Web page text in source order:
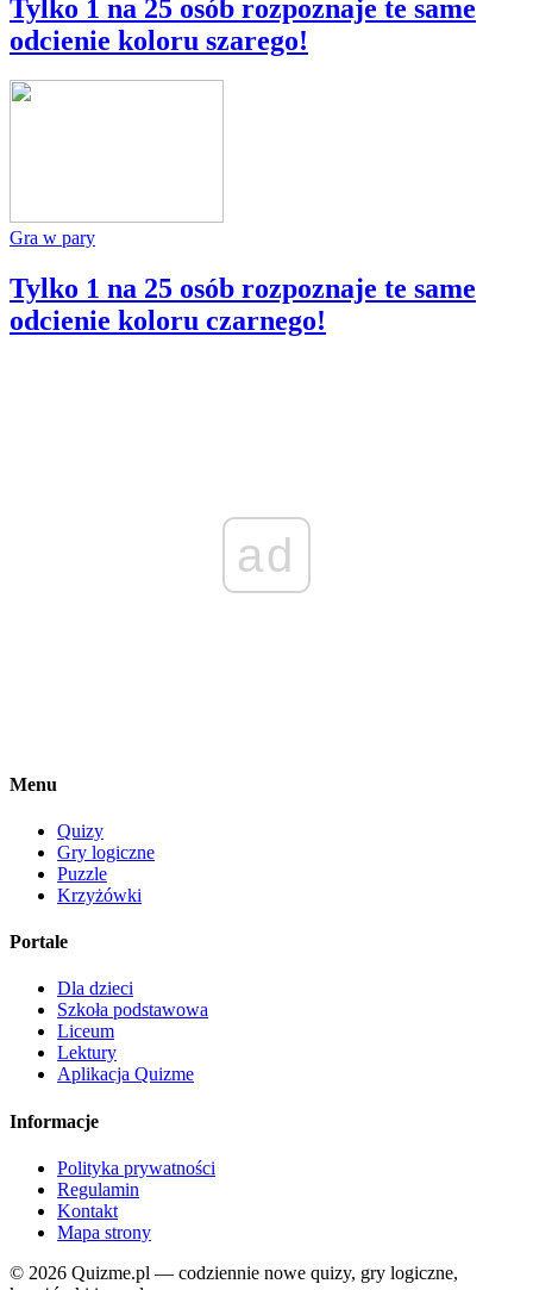
Tylko 1 na 25 osób rozpoznaje te same
odcienie koloru szarego!
Gra w pary
Tylko 1 na 25 osób rozpoznaje te same
odcienie koloru czarnego!
ad
Menu
Quizy
Gry logiczne
Puzzle
Krzyżówki
Portale
Dla dzieci
Szkoła podstawowa
Liceum
Lektury
Aplikacja Quizme
Informacje
Polityka prywatności
Regulamin
Kontakt
Mapa strony
© 2026 Quizme.pl — codziennie nowe quizy, gry logiczne,